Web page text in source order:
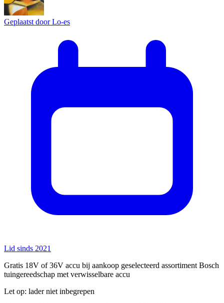
Geplaatst doorLo-es
Lid sinds 2021
Gratis 18V of 36V accu bij aankoop geselecteerd assortiment Bosch
tuingereedschap met verwisselbare accu
Let op: lader niet inbegrepen